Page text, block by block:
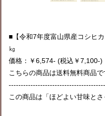
■【令和7年度富山県産コシヒ
㎏
価格：￥6,574- (税込￥7,100-)
こちらの商品は送料無料商品で
この商品は「ほどよい甘味と